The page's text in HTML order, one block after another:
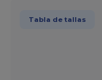
Tabla de tallas